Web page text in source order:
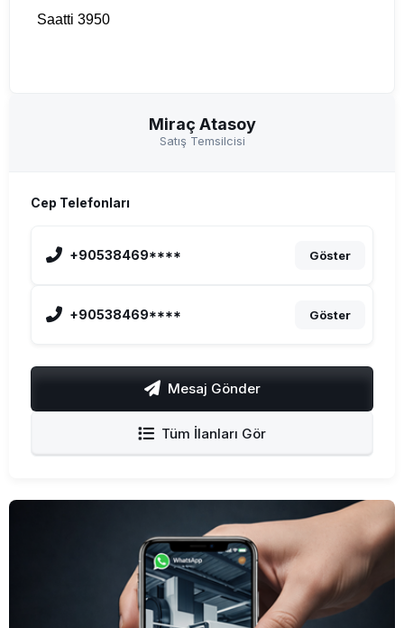
Saatti 3950
Miraç Atasoy
Satış Temsilcisi
Cep Telefonları
+90538469**** Göster
+90538469**** Göster
Mesaj Gönder
Tüm İlanları Gör